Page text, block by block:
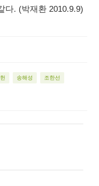
다. (박재환 2010.9.9)
송해성 조한선